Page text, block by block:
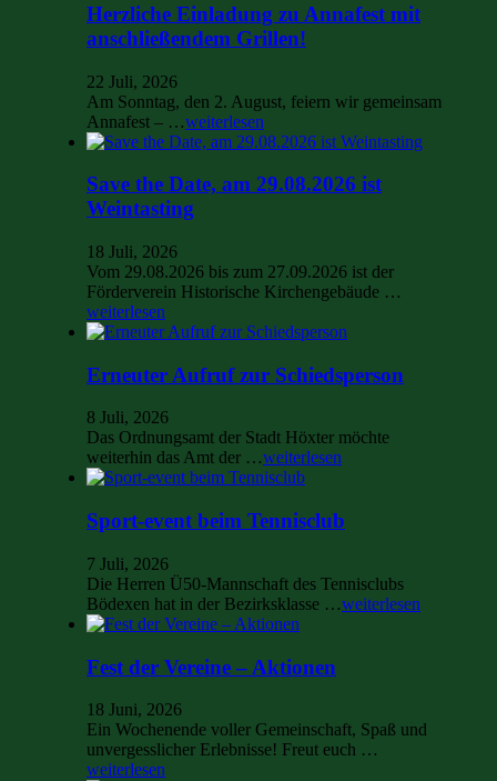
Herzliche Einladung zu Annafest mit
anschließendem Grillen!
22 Juli, 2026
Am Sonntag, den 2. August, feiern wir gemeinsam
Annafest – …weiterlesen
Save the Date, am 29.08.2026 ist
Weintasting
18 Juli, 2026
Vom 29.08.2026 bis zum 27.09.2026 ist der
Förderverein Historische Kirchengebäude …
weiterlesen
Erneuter Aufruf zur Schiedsperson
8 Juli, 2026
Das Ordnungsamt der Stadt Höxter möchte
weiterhin das Amt der …weiterlesen
Sport-event beim Tennisclub
7 Juli, 2026
Die Herren Ü50-Mannschaft des Tennisclubs
Bödexen hat in der Bezirksklasse …weiterlesen
Fest der Vereine – Aktionen
18 Juni, 2026
Ein Wochenende voller Gemeinschaft, Spaß und
unvergesslicher Erlebnisse! Freut euch …
weiterlesen